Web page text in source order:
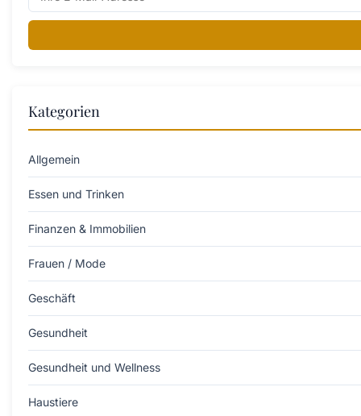
Kategorien
Allgemein
Essen und Trinken
Finanzen & Immobilien
Frauen / Mode
Geschäft
Gesundheit
Gesundheit und Wellness
Haustiere